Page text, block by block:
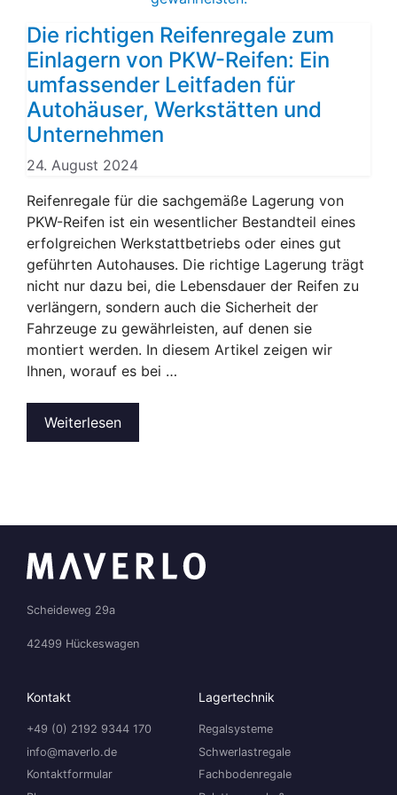
Die richtigen Reifenregale zum
Einlagern von PKW-Reifen: Ein
umfassender Leitfaden für
Autohäuser, Werkstätten und
Unternehmen
24. August 2024
Reifenregale für die sachgemäße Lagerung von
PKW-Reifen ist ein wesentlicher Bestandteil eines
erfolgreichen Werkstattbetriebs oder eines gut
geführten Autohauses. Die richtige Lagerung trägt
nicht nur dazu bei, die Lebensdauer der Reifen zu
verlängern, sondern auch die Sicherheit der
Fahrzeuge zu gewährleisten, auf denen sie
montiert werden. In diesem Artikel zeigen wir
Ihnen, worauf es bei …
Weiterlesen
Scheideweg 29a
42499 Hückeswagen
Kontakt
+49 (0) 2192 9344 170
info@maverlo.de
Kontaktformular
Lagertechnik
Regalsysteme
Schwerlastregale
Fachbodenregale